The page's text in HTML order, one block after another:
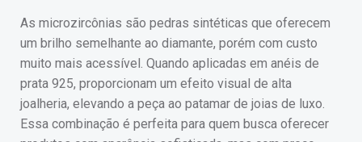
As microzircônias são pedras sintéticas que oferecem
um brilho semelhante ao diamante, porém com custo
muito mais acessível. Quando aplicadas em anéis de
prata 925, proporcionam um efeito visual de alta
joalheria, elevando a peça ao patamar de joias de luxo.
Essa combinação é perfeita para quem busca oferecer